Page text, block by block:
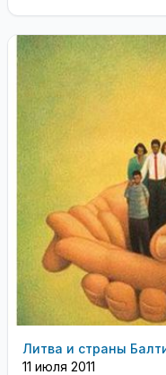
простить и не
Литва и страны
11 июля 2011